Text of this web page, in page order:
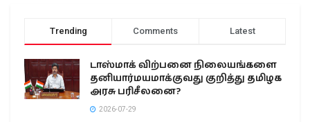
Trending Comments Latest
டாஸ்மாக் விற்பனை நிலையங்களை
தனியார்மயமாக்குவது குறித்து தமிழக
அரசு பரிசீலனை?
2026-07-29